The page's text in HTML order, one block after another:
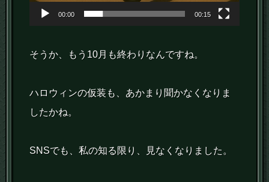
00:00 00:15
そうか、もう10月も終わりなんですね。
ハロウィンの仮装も、あかまり聞かなくなりま
したかね。
SNSでも、私の知る限り、見なくなりました。